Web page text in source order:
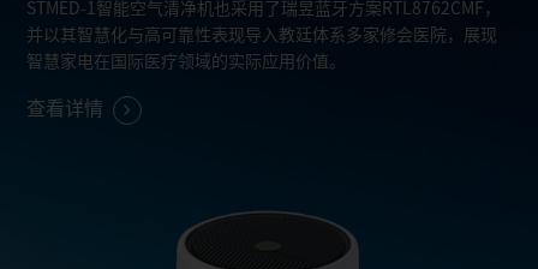
STMED-1智能空气清净机也采用了瑞昱蓝牙方案RTL8762CMF，
并以其智慧化与高可靠性表现导入教廷体系多家修会医院，展现
智慧家电在国际医疗领域的实际应用价值。
查看详情